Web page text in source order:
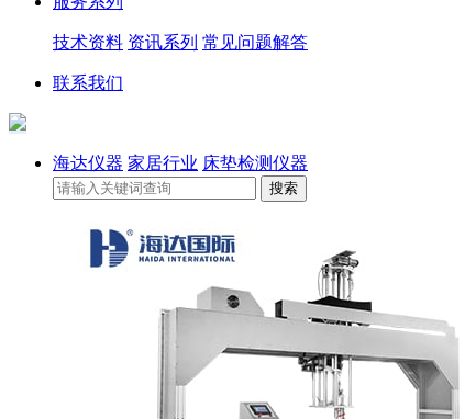
技术资料 资讯系列 常见问题解答
联系我们
海达仪器 家居行业 床垫检测仪器